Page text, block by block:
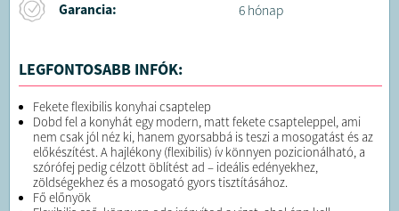
Garancia: 6 hónap
LEGFONTOSABB INFÓK:
Fekete flexibilis konyhai csaptelep
Dobd fel a konyhát egy modern, matt fekete csapteleppel, ami
nem csak jól néz ki, hanem gyorsabbá is teszi a mosogatást és az
előkészítést. A hajlékony (flexibilis) ív könnyen pozicionálható, a
szórófej pedig célzott öblítést ad – ideális edényekhez,
zöldségekhez és a mosogató gyors tisztításához.
Fő előnyök